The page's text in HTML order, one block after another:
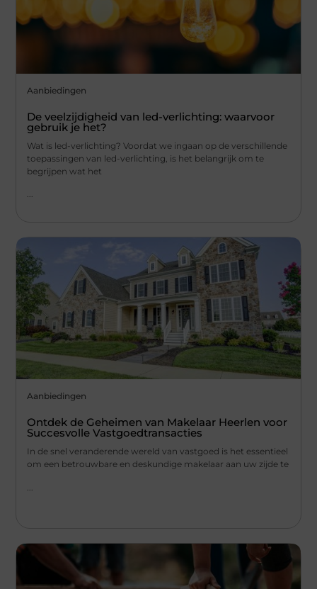
Aanbiedingen
De veelzijdigheid van led-verlichting: waarvoor
gebruik je het?
Wat is led-verlichting? Voordat we ingaan op de verschillende
toepassingen van led-verlichting, is het belangrijk om te
begrijpen wat het
...
Aanbiedingen
Ontdek de Geheimen van Makelaar Heerlen voor
Succesvolle Vastgoedtransacties
In de snel veranderende wereld van vastgoed is het essentieel
om een betrouwbare en deskundige makelaar aan uw zijde te